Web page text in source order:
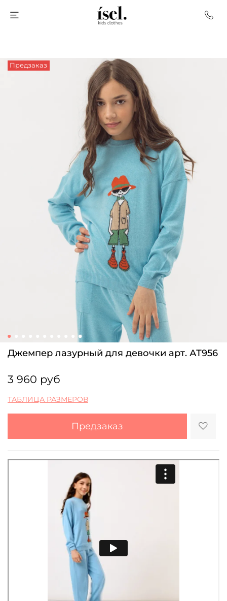
Предзаказ
Джемпер лазурный для девочки арт. АТ956
3 960 руб
ТАБЛИЦА РАЗМЕРОВ
Предзаказ